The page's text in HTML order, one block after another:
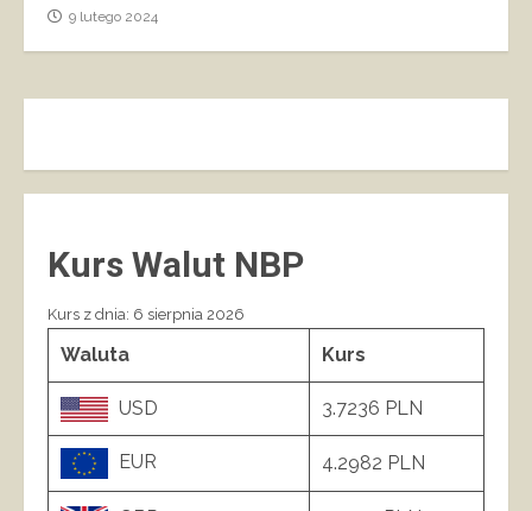
9 lutego 2024
Kurs Walut NBP
Kurs z dnia: 6 sierpnia 2026
Waluta Kurs
USD 3.7236 PLN
EUR 4.2982 PLN